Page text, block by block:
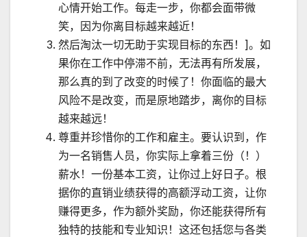
心情开始工作。每走一步，你都会面带微
笑，因为你离目标越来越近！
然后淘汰一切无助于实现目标的东西！]。如
果你在工作中停滞不前，无法再有所发展，
那么真的到了改变的时候了！你面临的最大
风险不是改变，而是原地踏步，离你的目标
越来越远！
尊重并珍惜你的工作和雇主。要认识到，作
为一名销售人员，你实际上拿着三份（！）
薪水！一份基本工资，让你过上好日子。根
据你的直销业绩获得的高额浮动工资，让你
赚得更多，作为额外奖励，你还能获得所有
独特的技能和专业知识！这还包括您与各类